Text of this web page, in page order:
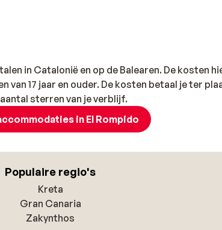
in Catalonië en op de Balearen. De kosten
van 17 jaar en ouder. De kosten betaal je ter
sterren van je verblijf.
in El Rompido
Populaire regio's
Kreta
Gran Canaria
Zakynthos